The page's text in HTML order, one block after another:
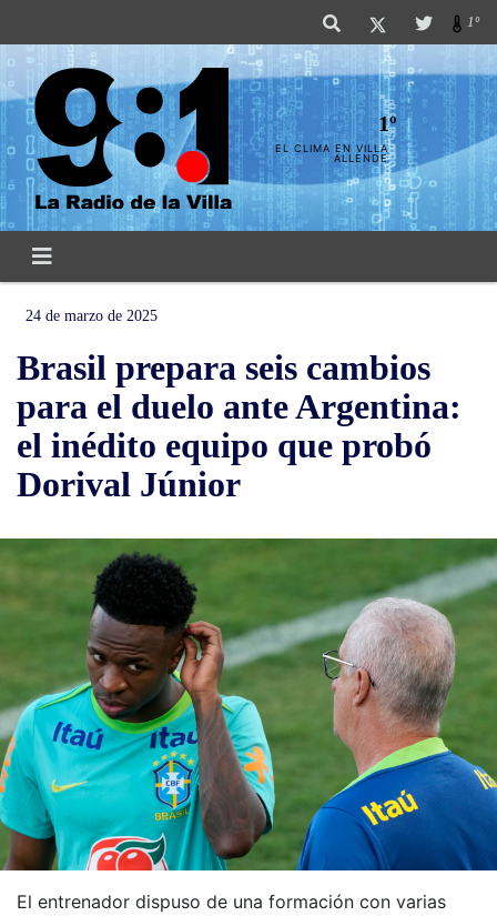
1º
1º
EL CLIMA EN VILLA
ALLENDE
24 de marzo de 2025
Brasil prepara seis cambios
para el duelo ante Argentina:
el inédito equipo que probó
Dorival Júnior
El entrenador dispuso de una formación con varias